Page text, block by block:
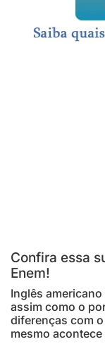
Confira essa
Enem!
Inglês
assim como o
diferenças com
mesmo